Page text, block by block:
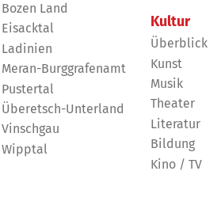
Bozen Land
Eisacktal
Ladinien
Meran-Burggrafenamt
Pustertal
Überetsch-Unterland
Vinschgau
Wipptal
Kultur
Überblick
Kunst
Musik
Theater
Literatur
Bildung
Kino / TV